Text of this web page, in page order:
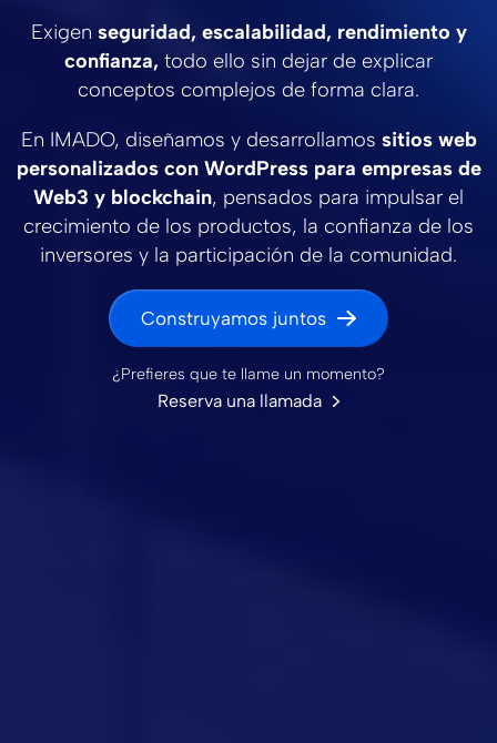
Exigen seguridad, escalabilidad, rendimiento y
confianza, todo ello sin dejar de explicar
conceptos complejos de forma clara.
En IMADO, diseñamos y desarrollamos sitios web
personalizados con WordPress para empresas de
Web3 y blockchain, pensados para impulsar el
crecimiento de los productos, la confianza de los
inversores y la participación de la comunidad.
Construyamos juntos
¿Prefieres que te llame un momento?
Reserva una llamada